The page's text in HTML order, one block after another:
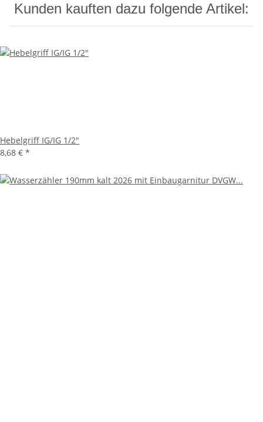
Kunden kauften dazu folgende Artikel:
Hebelgriff IG/IG 1/2"
8,68 € *